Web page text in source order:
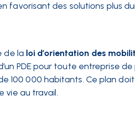
favorisant des solutions plus
de la loi d’orientation des
PDE pour toute entreprise
100 000 habitants. Ce plan
vie au travail.